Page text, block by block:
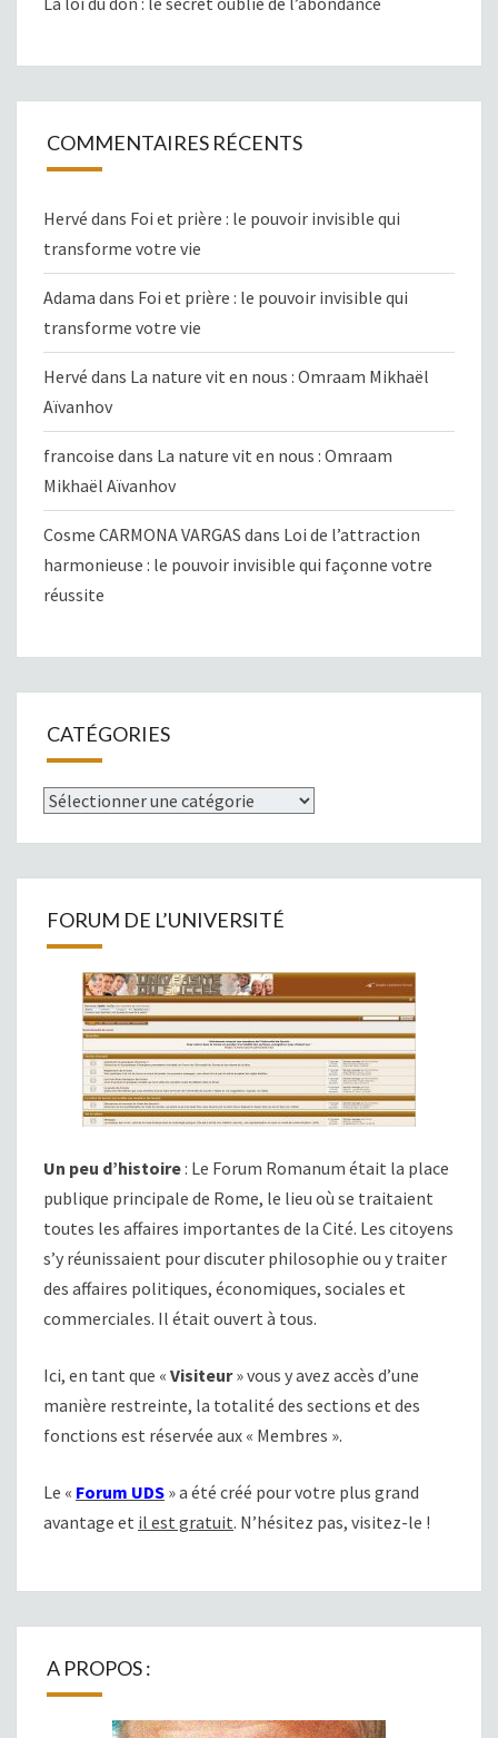
COMMENTAIRES RÉCENTS
Hervé dans Foi et prière : le pouvoir invisible qui
transforme votre vie
Adama dans Foi et prière : le pouvoir invisible qui
transforme votre vie
Hervé dans La nature vit en nous : Omraam Mikhaël
Aïvanhov
francoise dans La nature vit en nous : Omraam
Mikhaël Aïvanhov
Cosme CARMONA VARGAS dans Loi de l’attraction
harmonieuse : le pouvoir invisible qui façonne votre
réussite
CATÉGORIES
Catégories
FORUM DE L’UNIVERSITÉ
Un peu d’histoire: Le Forum Romanum était la place
publique principale de Rome, le lieu où se traitaient
toutes les affaires importantes de la Cité. Les citoyens
s’y réunissaient pour discuter philosophie ou y traiter
des affaires politiques, économiques, sociales et
commerciales. Il était ouvert à tous.
Ici, en tant que « Visiteur» vous y avez accès d’une
manière restreinte, la totalité des sections et des
fonctions est réservée aux « Membres ».
Le « Forum UDS » a été créé pour votre plus grand
avantage et il est gratuit. N’hésitez pas, visitez-le !
A PROPOS :